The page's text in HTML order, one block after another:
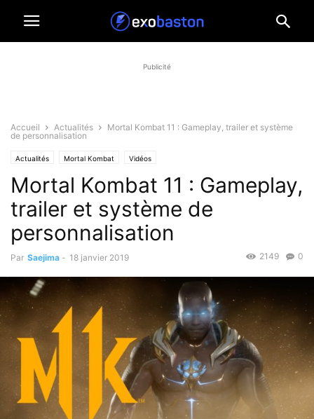
Publicité
Accueil Actualités
Mortal Kombat 11 : Gameplay, trailer et système
de personnalisation
Actualités Mortal Kombat Vidéos
Mortal Kombat 11 : Gameplay,
trailer et système de
personnalisation
Par Saejima - 18 janvier 2019 0
2149